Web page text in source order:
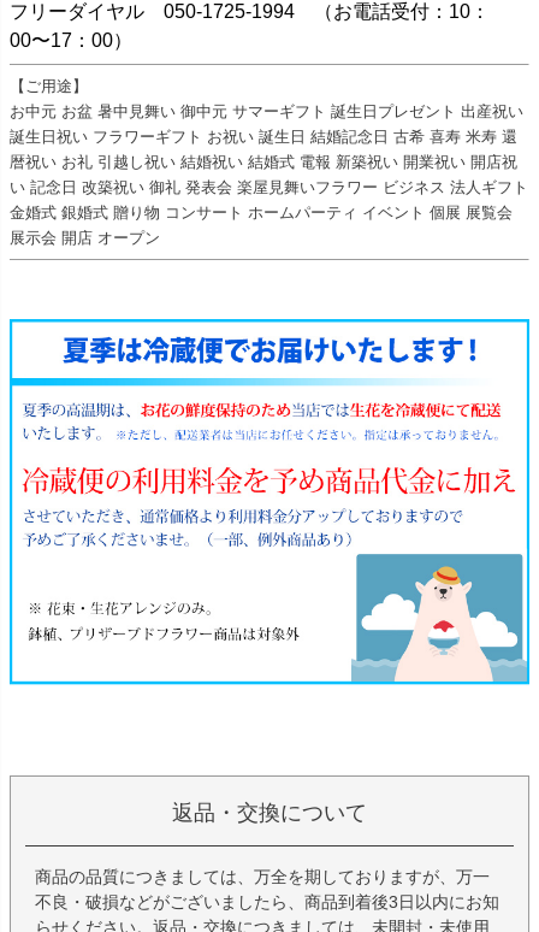
フリーダイヤル 050-1725-1994 （お電話受付：10：
00〜17：00）
【ご用途】
お中元 お盆 暑中見舞い 御中元 サマーギフト 誕生日プレゼント 出産祝い
誕生日祝い フラワーギフト お祝い 誕生日 結婚記念日 古希 喜寿 米寿 還
暦祝い お礼 引越し祝い 結婚祝い 結婚式 電報 新築祝い 開業祝い 開店祝
い 記念日 改築祝い 御礼 発表会 楽屋見舞いフラワー ビジネス 法人ギフト
金婚式 銀婚式 贈り物 コンサート ホームパーティ イベント 個展 展覧会
展示会 開店 オープン
返品・交換について
商品の品質につきましては、万全を期しておりますが、万一
不良・破損などがございましたら、商品到着後3日以内にお知
らせください。返品・交換につきましては、未開封・未使用